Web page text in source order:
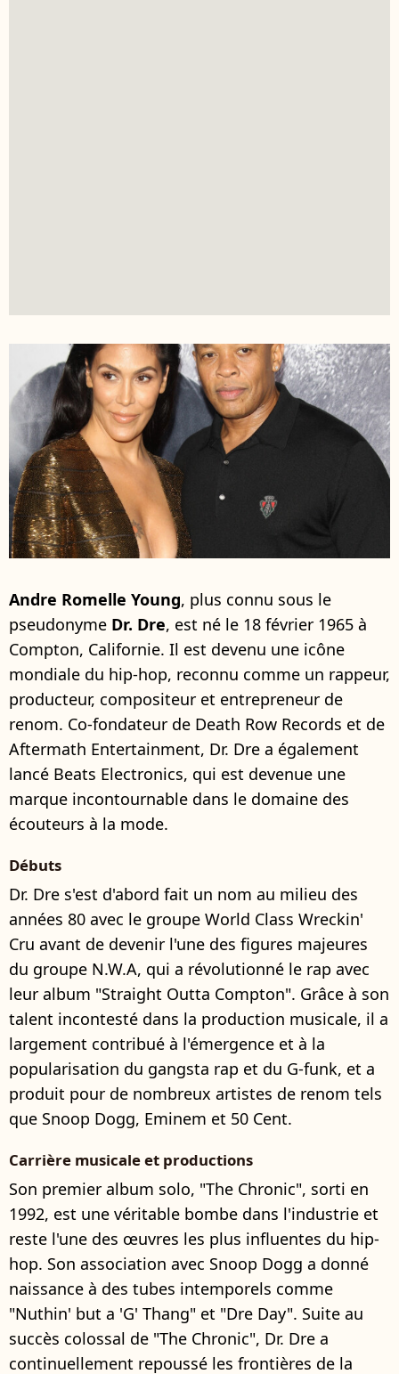
Andre Romelle Young, plus connu sous le
pseudonyme Dr. Dre, est né le 18 février 1965 à
Compton, Californie. Il est devenu une icône
mondiale du hip-hop, reconnu comme un rappeur,
producteur, compositeur et entrepreneur de
renom. Co-fondateur de Death Row Records et de
Aftermath Entertainment, Dr. Dre a également
lancé Beats Electronics, qui est devenue une
marque incontournable dans le domaine des
écouteurs à la mode.
Débuts
Dr. Dre s'est d'abord fait un nom au milieu des
années 80 avec le groupe World Class Wreckin'
Cru avant de devenir l'une des figures majeures
du groupe N.W.A, qui a révolutionné le rap avec
leur album "Straight Outta Compton". Grâce à son
talent incontesté dans la production musicale, il a
largement contribué à l'émergence et à la
popularisation du gangsta rap et du G-funk, et a
produit pour de nombreux artistes de renom tels
que Snoop Dogg, Eminem et 50 Cent.
Carrière musicale et productions
Son premier album solo, "The Chronic", sorti en
1992, est une véritable bombe dans l'industrie et
reste l'une des œuvres les plus influentes du hip-
hop. Son association avec Snoop Dogg a donné
naissance à des tubes intemporels comme
"Nuthin' but a 'G' Thang" et "Dre Day". Suite au
succès colossal de "The Chronic", Dr. Dre a
continuellement repoussé les frontières de la